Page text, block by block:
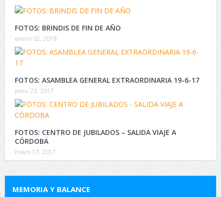
FOTOS: BRINDIS DE FIN DE AÑO
enero 02, 2018
FOTOS: ASAMBLEA GENERAL EXTRAORDINARIA 19-6-17
junio 23, 2017
FOTOS: CENTRO DE JUBILADOS – SALIDA VIAJE A
CÓRDOBA
mayo 17, 2017
MEMORIA Y BALANCE